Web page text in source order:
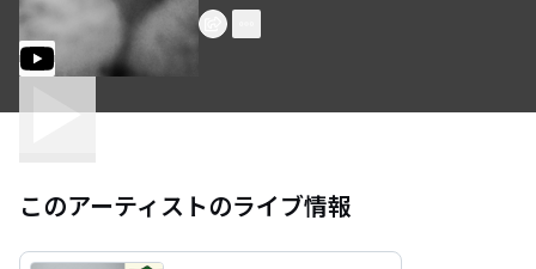
このアーティストのライブ情報